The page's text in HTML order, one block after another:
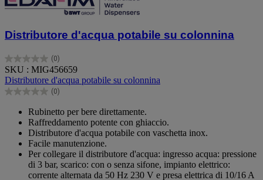
Distributore d'acqua potabile su colonnina
(0)
0.0
su
5
stelle.
SKU : MIG456659
Distributore d'acqua potabile su colonnina
(0)
0.0
Rubinetto per bere direttamente.
Raffreddamento potente con ghiaccio.
Distributore d'acqua potabile con vaschetta inox.
Facile manutenzione.
Per collegare il distributore d'acqua: ingresso acqua: pressione
di 3 bar, scarico: con o senza sifone, impianto elettrico:
corrente alternata da 50 Hz 230 V e presa elettrica di 10/16 A